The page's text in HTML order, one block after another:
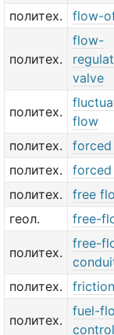
политех.
flow-
политех.
flow-
valve
политех.
flow
политех.
политех.
политех.
free
геол.
free-
политех.
free-
политех.
политех.
fuel-
control